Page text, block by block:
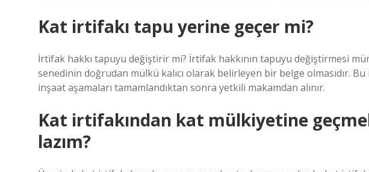
Kat irtifakı tapu yerine geçer mi?
İrtifak hakkı tapuyu değiştirir mi? İrtifak hakkının tapuyu değiştirmesi
senedinin doğrudan mülkü kalıcı olarak belirleyen bir belge olmasıdır.
inşaat aşamaları tamamlandıktan sonra yetkili makamdan alınır.
Kat irtifakından kat mülkiyetine
lazım?